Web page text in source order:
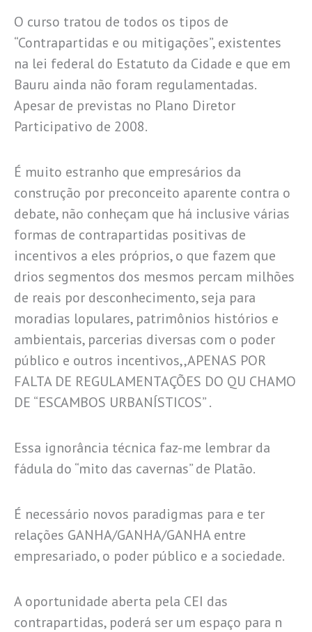
O curso tratou de todos os tipos de
“Contrapartidas e ou mitigações”, existentes
na lei federal do Estatuto da Cidade e que em
Bauru ainda não foram regulamentadas.
Apesar de previstas no Plano Diretor
Participativo de 2008.
É muito estranho que empresários da
construção por preconceito aparente contra o
debate, não conheçam que há inclusive várias
formas de contrapartidas positivas de
incentivos a eles próprios, o que fazem que
drios segmentos dos mesmos percam milhões
de reais por desconhecimento, seja para
moradias lopulares, patrimônios histórios e
ambientais, parcerias diversas com o poder
público e outros incentivos,,APENAS POR
FALTA DE REGULAMENTAÇÕES DO QU CHAMO
DE “ESCAMBOS URBANÍSTICOS” .
Essa ignorância técnica faz-me lembrar da
fádula do “mito das cavernas” de Platão.
É necessário novos paradigmas para e ter
relações GANHA/GANHA/GANHA entre
empresariado, o poder público e a sociedade.
A oportunidade aberta pela CEI das
contrapartidas, poderá ser um espaço para n